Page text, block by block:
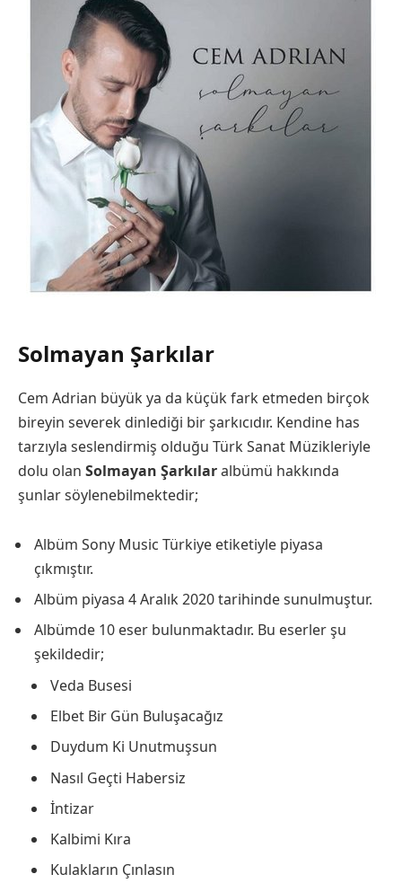
Solmayan Şarkılar
Cem Adrian büyük ya da küçük fark etmeden birçok
bireyin severek dinlediği bir şarkıcıdır. Kendine has
tarzıyla seslendirmiş olduğu Türk Sanat Müzikleriyle
dolu olan Solmayan Şarkılaralbümü hakkında
şunlar söylenebilmektedir;
Albüm Sony Music Türkiye etiketiyle piyasa
çıkmıştır.
Albüm piyasa 4 Aralık 2020 tarihinde sunulmuştur.
Albümde 10 eser bulunmaktadır. Bu eserler şu
şekildedir;
Veda Busesi
Elbet Bir Gün Buluşacağız
Duydum Ki Unutmuşsun
Nasıl Geçti Habersiz
İntizar
Kalbimi Kıra
Kulakların Çınlasın